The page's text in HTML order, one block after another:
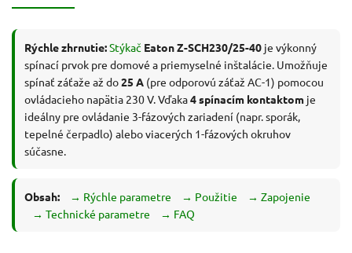
Rýchle zhrnutie:Stýkač Eaton Z-SCH230/25-40 je výkonný
spínací prvok pre domové a priemyselné inštalácie. Umožňuje
spínať záťaže až do25 A (pre odporovú záťaž AC-1) pomocou
ovládacieho napätia 230 V. Vďaka4 spínacím kontaktom je
ideálny pre ovládanie 3-fázových zariadení (napr. sporák,
tepelné čerpadlo) alebo viacerých 1-fázových okruhov
súčasne.
Obsah: → Rýchle parametre → Použitie
→ Zapojenie
→ Technické parametre
→ FAQ